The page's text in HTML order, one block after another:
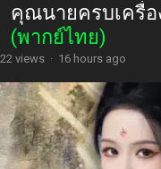
คุณนายครบเครื่
(พากย์ไทย)
22 views · 16 hours ago